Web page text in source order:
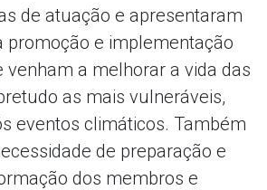
de atuação e apresentaram
promoção e implementação
venham a melhorar a vida das
as mais vulneráveis,
eventos climáticos. Também
de preparação e
dos membros e